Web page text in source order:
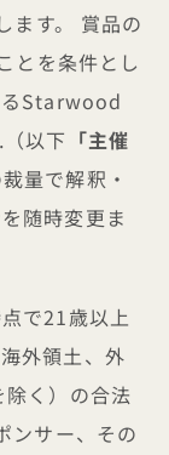
ます。 賞品の
とを条件とし
るStarwood
以下 「主催
量で解釈・
随時変更ま
で21歳以上
外領土、外
く）の合法
ンサー、その